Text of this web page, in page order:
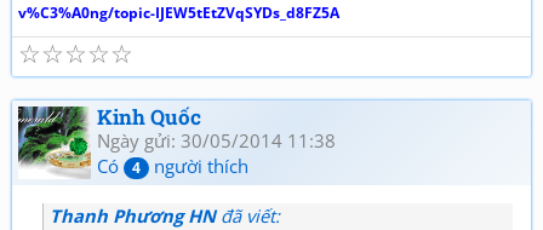
v%C3%A0ng/topic-IJEW5tEtZVqSYDs_d8FZ5A
☆
☆
☆
☆
☆
Kinh Quốc
Ngày gửi: 30/05/2014 11:38
Có
4 người thích
Thanh Phương HNđã viết: